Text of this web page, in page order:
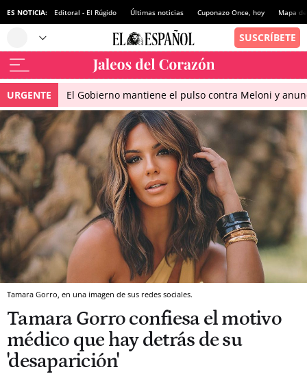
ES NOTICIA: Editoral - El Rúgido Últimas noticias Cuponazo Once, hoy Mapa
URGENTE El Gobierno mantiene el pulso contra Meloni y
Tamara Gorro, en una imagen de sus redes sociales.
Tamara Gorro confiesa el motivo
médico que hay detrás de su
'desaparición'